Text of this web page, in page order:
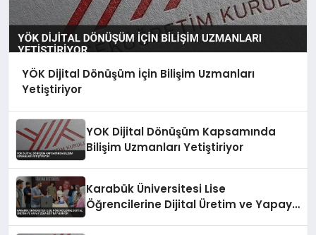
YÖK Dijital Dönüşüm İçin Bilişim Uzmanları
Yetiştiriyor
YOK Dijital Dönüşüm Kapsamında
Bilişim Uzmanları Yetiştiriyor
Karabük Üniversitesi Lise
Öğrencilerine Dijital Üretim ve Yapay